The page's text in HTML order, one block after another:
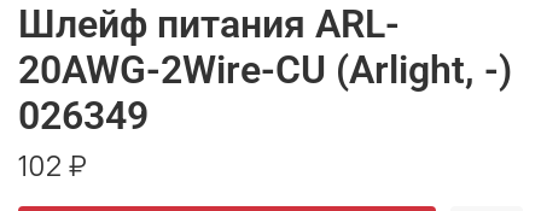
Шлейф питания ARL-
20AWG-2Wire-CU (Arlight, -)
026349
102 ₽